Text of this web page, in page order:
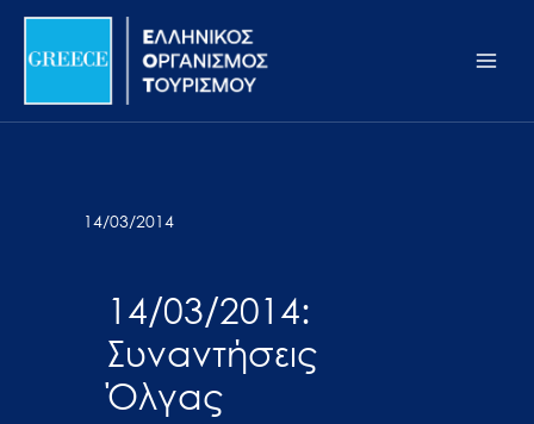
Σημείωση:
ιστότοπος
προσβασιμότητας.
Μετάβαση
περιεχόμενο
14/03/2014
14/03/2014:
Συναντήσεις
Όλγας